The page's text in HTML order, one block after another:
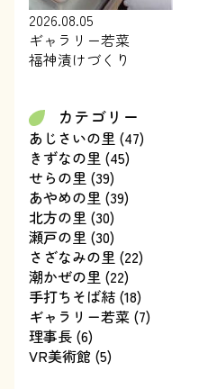
2026.08.05
ギャラリー若菜
福神漬けづくり
カテゴリー
あじさいの里 (47)
きずなの里 (45)
せらの里 (39)
あやめの里 (39)
北方の里 (30)
瀬戸の里 (30)
さざなみの里 (22)
潮かぜの里 (22)
手打ちそば結 (18)
ギャラリー若菜 (7)
理事長 (6)
VR美術館 (5)